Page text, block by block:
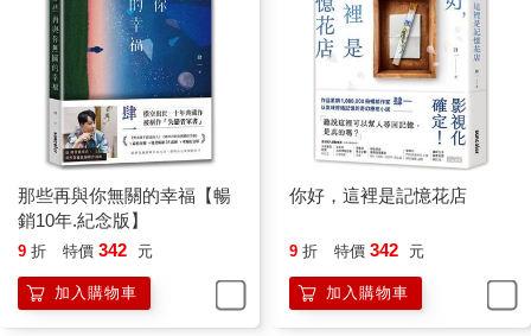
一個男人的告白：「要愛上一個人很容易，但要被自己喜歡的愛
上很難；要放棄一個人或許也不那麼簡單；但要不離不棄，更
難。」
每個人的一輩子都會遇見幾個愛自己的人，要是運氣夠好的話，
可能會有更多個，但要遇到不輕易放棄的人，則需要超級幸運。
年輕的時候，妳想要的戀愛是濃烈炙熱，要每分每秒都感受到自
己正為對方而心跳著，你們是彼此的天與地，如此才有愛著的感
受；年紀稍長一點，妳開始追求安適自在的關係，你們在彼此的
而現在，妳想要的則是一個有毅力的人，你們視對方為最重要，
不再是一種口號，而是一種行動，你們不追逐彼此，但一起手牽
那些再與你無關的幸福【暢
銷10年.紀念版】
9 折 特價 342 元
加入購物車
你好，這裡是記憶花店
9 折 特價 342 元
加入購物車